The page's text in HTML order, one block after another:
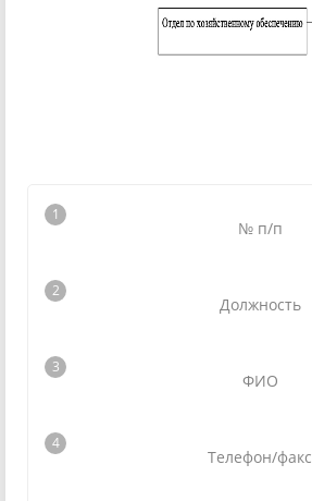
№ п/п
Должность
ФИО
Телефон/факс